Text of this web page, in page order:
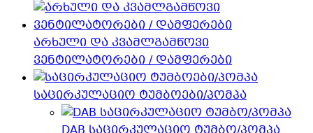
არხული და კვამლგამწოვი
ვენტილატორები / დამფერები
საცირკულაციო ტუმბოები/პომპა